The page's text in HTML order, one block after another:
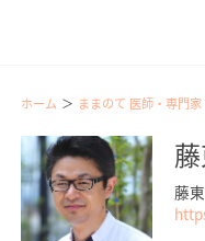
ホーム ままのて 医師・専門家
藤